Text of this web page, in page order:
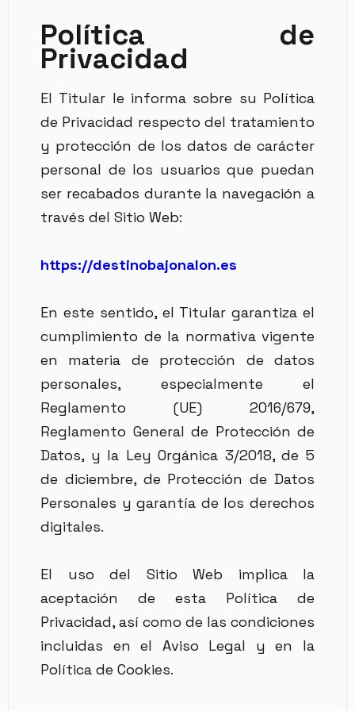
Política de
Privacidad
El Titular le informa sobre su Política
de Privacidad respecto del tratamiento
y protección de los datos de carácter
personal de los usuarios que puedan
ser recabados durante la navegación a
través del Sitio Web:
https://destinobajonalon.es
En este sentido, el Titular garantiza el
cumplimiento de la normativa vigente
en materia de protección de datos
personales, especialmente el
Reglamento (UE) 2016/679,
Reglamento General de Protección de
Datos, y la Ley Orgánica 3/2018, de 5
de diciembre, de Protección de Datos
Personales y garantía de los derechos
digitales.
El uso del Sitio Web implica la
aceptación de esta Política de
Privacidad, así como de las condiciones
incluidas en el Aviso Legal y en la
Política de Cookies.